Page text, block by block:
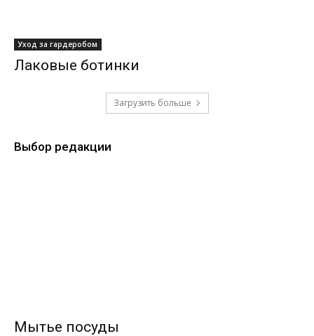
Уход за гардеробом
Лаковые ботинки
Загрузить больше
Выбор редакции
Мытье посуды